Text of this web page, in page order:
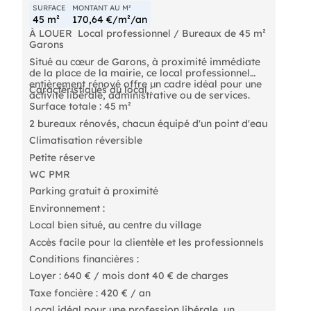
SURFACE
45 m²
MONTANT AU M²
170,64 €/m²/an
À LOUER  Local professionnel / Bureaux de 45 m² 
Garons
Situé au cœur de Garons, à proximité immédiate
de la place de la mairie, ce local professionnel
entièrement rénové offre un cadre idéal pour une
activité libérale, administrative ou de services.
Caractéristiques du local :
Surface totale : 45 m²
2 bureaux rénovés, chacun équipé d'un point d'eau
Climatisation réversible
Petite réserve
WC PMR
Parking gratuit à proximité
Environnement :
Local bien situé, au centre du village
Accès facile pour la clientèle et les professionnels
Conditions financières :
Loyer : 640 € / mois dont 40 € de charges
Taxe foncière : 420 € / an